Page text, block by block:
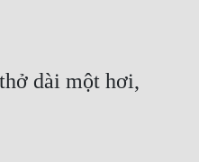
dài một hơi,